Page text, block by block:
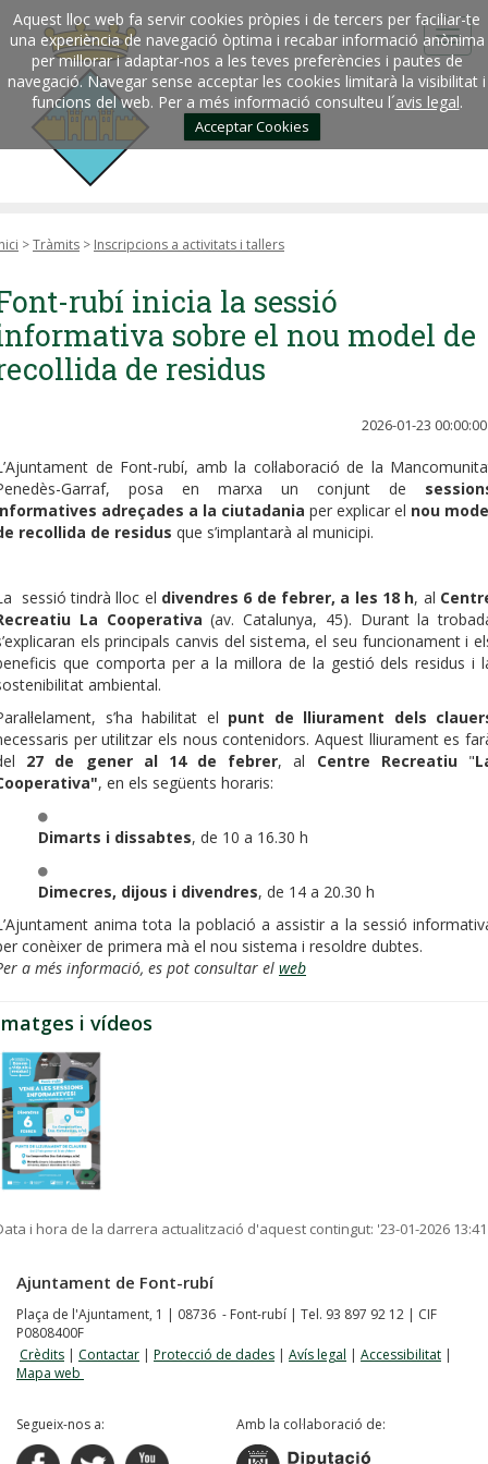
Aquest lloc web fa servir cookies pròpies i de tercers per faciliar-te
una experiència de navegació òptima i recabar informació anònima
per millorar i adaptar-nos a les teves preferències i pautes de
navegació. Navegar sense acceptar les cookies limitarà la visibilitat i
funcions del web. Per a més informació consulteu l´avis legal.
Acceptar Cookies
>Tràmits > Inscripcions a activitats i tallers
rubí inicia la sessió
sobre el nou model de
de residus
2026-01-23 00:00:00
de Font-rubí, amb la col·laboració de la
Garraf, posa en marxa un conjunt de
adreçades a la ciutadania per explicar el nou
recollida de residus que s’implantarà al municipi.
sessió tindrà lloc el divendres 6 de febrer, a les 18 h, al
La Cooperativa (av. Catalunya, 45). Durant la
els principals canvis del sistema, el seu funcionament i
que comporta per a la millora de la gestió dels residus i
ambiental.
s’ha habilitat el punt de lliurament dels
per utilitzar els nous contenidors. Aquest lliurament es
27 de gener al 14 de febrer, al Centre Recreatiu "
, en els següents horaris:
Dimarts i dissabtes, de 10 a 16.30 h
Dimecres, dijous i divendres, de 14 a 20.30 h
anima tota la població a assistir a la sessió
conèixer de primera mà el nou sistema i resoldre dubtes.
a més informació, es pot consultar el web
i vídeos
i hora de la darrera actualització d'aquest contingut: '23-01-2026 13:41
Ajuntament de Font-rubí
Plaça de l'Ajuntament, 1 | 08736 - Font-rubí | Tel. 93 897 92 12 | CIF
P0808400F
Crèdits | Contactar | Protecció de dades | Avís legal | Accessibilitat |
Mapa web
Segueix-nos a: Amb la col·laboració de: